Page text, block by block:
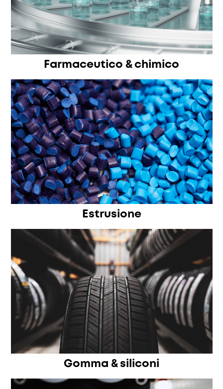
Farmaceutico & chimico
Estrusione
Gomma & siliconi